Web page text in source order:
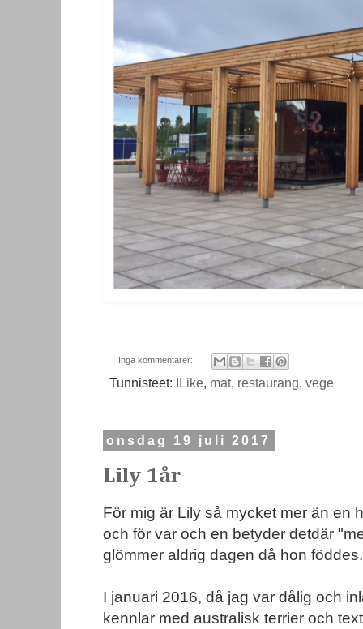
Inga kommentarer:
Tunnisteet: ILike, mat, restaurang, vege
onsdag 19 juli 2017
Lily 1år
För mig är Lily så mycket mer än en
och för var och en betyder detdär
glömmer aldrig dagen då hon
I januari 2016, då jag var dålig och
kennlar med australisk terrier och